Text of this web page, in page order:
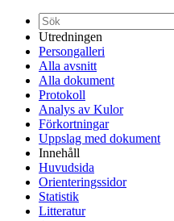
Utredningen
Persongalleri
Alla avsnitt
Alla dokument
Protokoll
Analys av Kulor
Förkortningar
Uppslag med dokument
Innehåll
Huvudsida
Orienteringssidor
Statistik
Litteratur